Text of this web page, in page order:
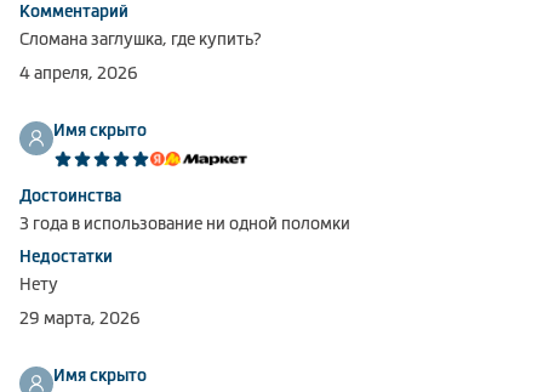
Комментарий
Сломана заглушка, где купить?
4 апреля, 2026
Имя скрыто
Достоинства
3 года в использование ни одной поломки
Недостатки
Нету
29 марта, 2026
Имя скрыто